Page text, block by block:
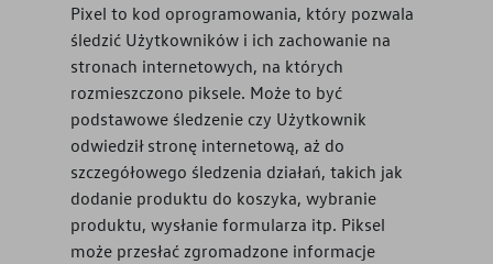
Pixel to kod oprogramowania, który pozwala
śledzić Użytkowników i ich zachowanie na
stronach internetowych, na których
rozmieszczono piksele. Może to być
podstawowe śledzenie czy Użytkownik
odwiedził stronę internetową, aż do
szczegółowego śledzenia działań, takich jak
dodanie produktu do koszyka, wybranie
produktu, wysłanie formularza itp. Piksel
może przesłać zgromadzone informacje